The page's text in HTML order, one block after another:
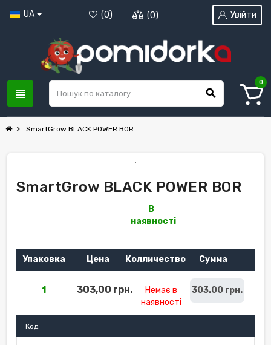
UA (0) (0)
view_headline search
Увійти
0
chevron_right SmartGrow BLACK POWER BOR
SmartGrow BLACK POWER BOR
В
наявності
Упаковка Цена Колличество Сумма
1 303,00 грн.
Немає в
наявності
303.00 грн.
Код: